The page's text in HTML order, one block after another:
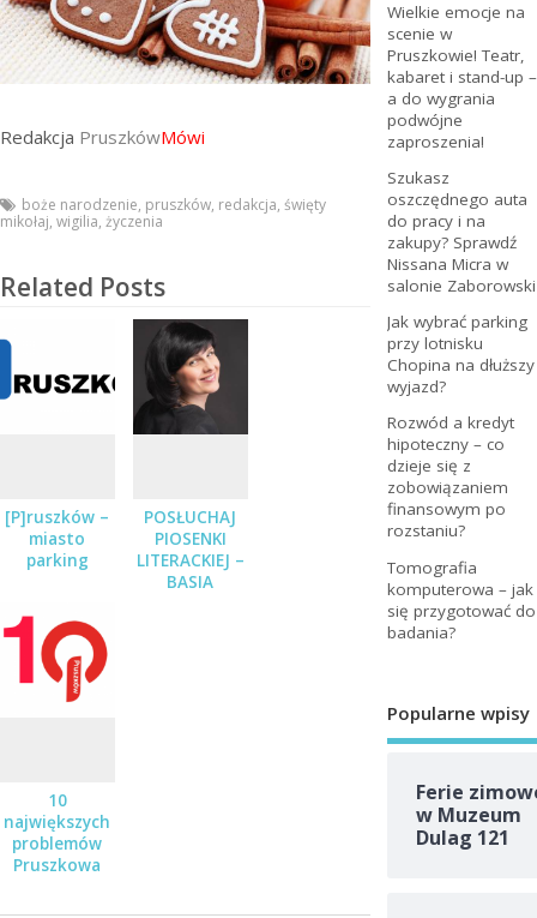
Redakcja PruszkówMówi
boże narodzenie, pruszków, redakcja, święty
mikołaj, wigilia, życzenia
Related Posts
[P]ruszków –
miasto
parking
POSŁUCHAJ
PIOSENKI
LITERACKIEJ –
BASIA
10
największych
problemów
Pruszkowa
Wielkie emocje na
scenie w
Pruszkowie! Teatr,
kabaret i stand-up –
a do wygrania
podwójne
zaproszenia!
Szukasz
oszczędnego auta
do pracy i na
zakupy? Sprawdź
Nissana Micra w
salonie Zaborowski
Jak wybrać parking
przy lotnisku
Chopina na dłuższy
wyjazd?
Rozwód a kredyt
hipoteczny – co
dzieje się z
zobowiązaniem
finansowym po
rozstaniu?
Tomografia
komputerowa – jak
się przygotować do
badania?
Popularne wpisy
Ferie
w Muzeum
Dulag 121